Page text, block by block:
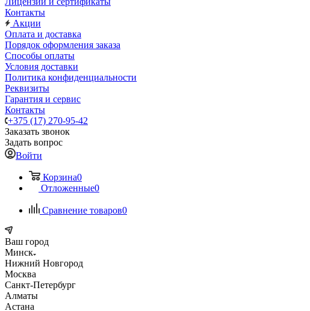
Контакты
Акции
Оплата и доставка
Порядок оформления заказа
Способы оплаты
Условия доставки
Политика конфиденциальности
Реквизиты
Гарантия и сервис
Контакты
+375 (17) 270-95-42
Заказать звонок
Задать вопрос
Войти
Корзина0
Отложенные0
Сравнение товаров0
Ваш город
Минск
Нижний Новгород
Москва
Санкт-Петербург
Алматы
Астана